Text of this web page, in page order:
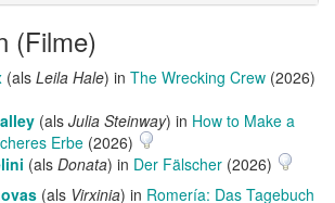
(Filme)
(als Leila Hale) in The Wrecking Crew (2026)
(als Julia Steinway) in How to Make a
Erbe (2026)
(als Donata) in Der Fälscher (2026)
(als Virxinia) in Romería: Das Tagebuch